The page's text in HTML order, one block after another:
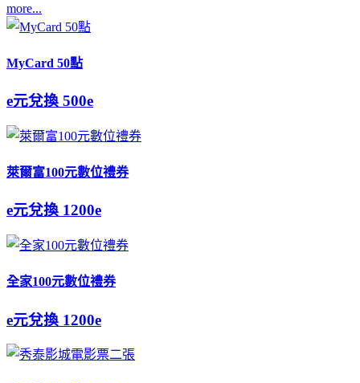
more...
MyCard 50點
e元兌換 500e
萊爾富100元數位禮券
e元兌換 1200e
全家100元數位禮券
e元兌換 1200e